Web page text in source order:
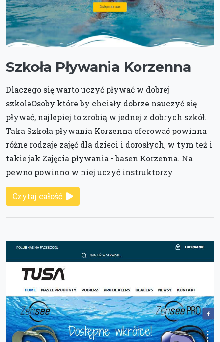
Szkoła Pływania Korzenna
Dlaczego się warto uczyć pływać w dobrej
szkoleOsoby które by chciały dobrze nauczyć się
pływać, najlepiej to zrobią w jednej z dobrych szkół.
Taka Szkoła pływania Korzenna oferować powinna
różne rodzaje zajęć dla dzieci i dorosłych, w tym też i
takie jak Zajęcia pływania - basen Korzenna. Na
pewno powinno w niej uczyć instruktorzy
Czytaj całość